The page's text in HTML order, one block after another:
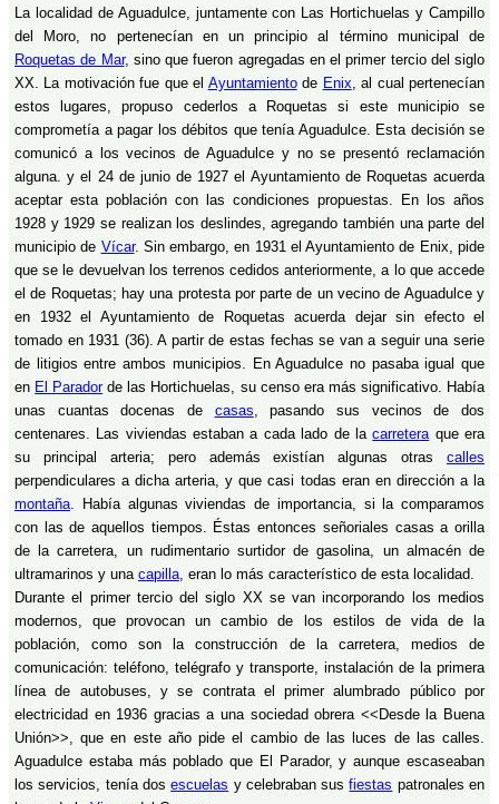
La localidad de Aguadulce, juntamente con Las Hortichuelas y Campillo
del Moro, no pertenecían en un principio al término municipal de
Roquetas de Mar, sino que fueron agregadas en el primer tercio del siglo
XX. La motivación fue que el Ayuntamientode Enix, al cual pertenecían
estos lugares, propuso cederlos a Roquetas si este municipio se
comprometía a pagar los débitos que tenía Aguadulce. Esta decisión se
comunicó a los vecinos de Aguadulce y no se presentó reclamación
alguna. y el 24 de junio de 1927 el Ayuntamiento de Roquetas acuerda
aceptar esta población con las condiciones propuestas. En los años
1928 y 1929 se realizan los deslindes, agregando también una parte del
municipio de Vícar. Sin embargo, en 1931 el Ayuntamiento de Enix, pide
que se le devuelvan los terrenos cedidos anteriormente, a lo que accede
el de Roquetas; hay una protesta por parte de un vecino de Aguadulce y
en 1932 el Ayuntamiento de Roquetas acuerda dejar sin efecto el
tomado en 1931 (36). A partir de estas fechas se van a seguir una serie
de litigios entre ambos municipios. En Aguadulce no pasaba igual que
en El Paradorde las Hortichuelas, su censo era más significativo. Había
unas cuantas docenas de casas, pasando sus vecinos de dos
centenares. Las viviendas estaban a cada lado de lacarreteraque era
su principal arteria; pero además existían algunas otras calles
perpendiculares a dicha arteria, y que casi todas eran en dirección a la
montaña. Había algunas viviendas de importancia, si la comparamos
con las de aquellos tiempos. Éstas entonces señoriales casas a orilla
de la carretera, un rudimentario surtidor de gasolina, un almacén de
ultramarinos y una capilla, eran lo más característico de esta localidad.
Durante el primer tercio del siglo XX se van incorporando los medios
modernos, que provocan un cambio de los estilos de vida de la
población, como son la construcción de la carretera, medios de
comunicación: teléfono, telégrafo y transporte, instalación de la primera
línea de autobuses, y se contrata el primer alumbrado público por
electricidad en 1936 gracias a una sociedad obrera <<Desde la Buena
Unión>>, que en este año pide el cambio de las luces de las calles.
Aguadulce estaba más poblado que El Parador, y aunque escaseaban
los servicios, tenía dosescuelas y celebraban susfiestas patronales en